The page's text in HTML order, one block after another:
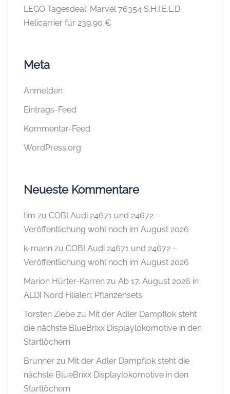
LEGO Tagesdeal: Marvel 76354 S.H.I.E.L.D.
Helicarrier für 239,90 €
Meta
Anmelden
Eintrags-Feed
Kommentar-Feed
WordPress.org
Neueste Kommentare
tim zu COBI Audi 24671 und 24672 –
Veröffentlichung wohl noch im August 2026
k-mann zu COBI Audi 24671 und 24672 –
Veröffentlichung wohl noch im August 2026
Marion Hürter-Karren zu Ab 17. August 2026 in
ALDI Nord Filialen: Pflanzensets
Torsten Ziebe zu Mit der Adler Dampflok steht
die nächste BlueBrixx Displaylokomotive in den
Startlöchern
Brunner zu Mit der Adler Dampflok steht die
nächste BlueBrixx Displaylokomotive in den
Startlöchern